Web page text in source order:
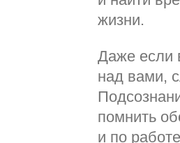
жизни.
Даже если
над вами,
помнить
и по